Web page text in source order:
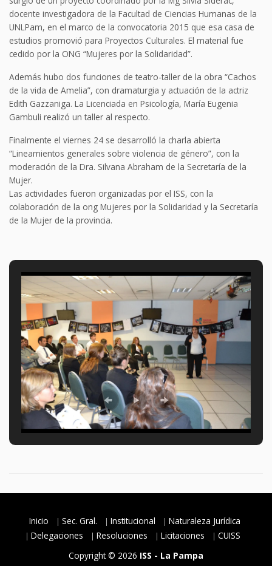
docente investigadora de la Facultad de Ciencias Humanas de la
UNLPam, en el marco de la convocatoria 2015 que esa casa de
estudios promovió para Proyectos Culturales. El material fue
cedido por la ONG “Mujeres por la Solidaridad”.
Además hubo dos funciones de teatro-taller de la obra “Cachos
de la vida de Amelia”, con dramaturgia y actuación de la actriz
Edith Gazzaniga. La Licenciada en Psicología, María Eugenia
Gambuli realizó un taller al respecto.
Finalmente el viernes 24 se desarrolló la charla abierta
“Lineamientos generales sobre violencia de género”, con la
moderación de la Dra. Silvana Abraham de la Secretaría de la
Mujer.
Las actividades fueron organizadas por el ISS, con la
colaboración de la ong Mujeres por la Solidaridad y la Secretaría
de la Mujer de la provincia.
Inicio Sec. Gral. Institucional
Naturaleza Jurídica
Delegaciones
Resoluciones Licitaciones
CUISS
Copyright © 2026 ISS - La Pampa